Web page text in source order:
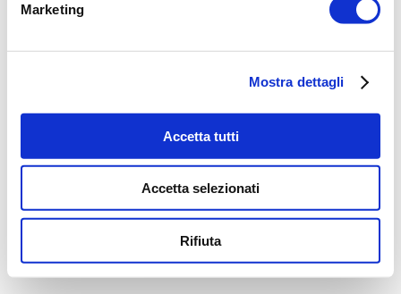
Marketing
Mostra dettagli
Accetta tutti
Accetta selezionati
Rifiuta